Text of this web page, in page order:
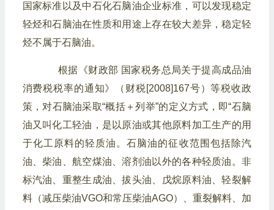
国家标准以及中石化石脑油企业标准，可以发现稳定
轻烃和石脑油在性质和用途上存在较大差异，稳定轻
烃不属于石脑油。
根据《财政部 国家税务总局关于提高成品油
消费税税率的通知》（财税[2008]167号）等税收政
策，对石脑油采取“概括＋列举”的定义方式，即“石脑
油又叫化工轻油，是以原油或其他原料加工生产的用
于化工原料的轻质油。石脑油的征收范围包括除汽
油、柴油、航空煤油、溶剂油以外的各种轻质油。非
标汽油、重整生成油、拔头油、戊烷原料油、轻裂解
料（减压柴油VGO和常压柴油AGO）、重裂解料、加